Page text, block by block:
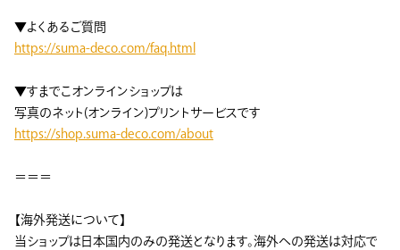
▼よくあるご質問
https://suma-deco.com/faq.html
▼すまでこオンラインショップは
写真のネット(オンライン)プリントサービスです
https://shop.suma-deco.com/about
＝＝＝
【海外発送について】
当ショップは日本国内のみの発送となります。海外への発送は対応で